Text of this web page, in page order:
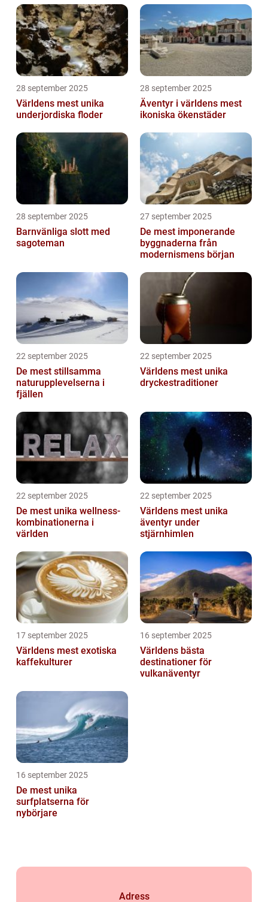
28 september 2025
Världens mest unika
underjordiska floder
28 september 2025
Äventyr i världens mest
ikoniska ökenstäder
28 september 2025
Barnvänliga slott med
sagoteman
27 september 2025
De mest imponerande
byggnaderna från
modernismens början
22 september 2025
De mest stillsamma
naturupplevelserna i
fjällen
22 september 2025
Världens mest unika
dryckestraditioner
22 september 2025
De mest unika wellness-
kombinationerna i
världen
22 september 2025
Världens mest unika
äventyr under
stjärnhimlen
17 september 2025
Världens mest exotiska
kaffekulturer
16 september 2025
Världens bästa
destinationer för
vulkanäventyr
16 september 2025
De mest unika
surfplatserna för
nybörjare
Adress